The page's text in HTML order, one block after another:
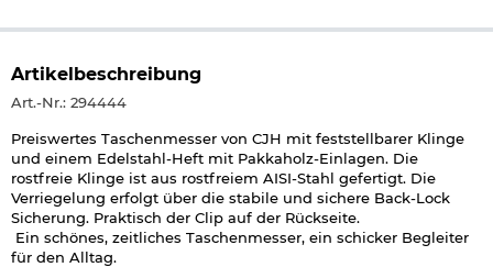
Artikelbeschreibung
Art.-Nr.: 294444
Preiswertes Taschenmesser von CJH mit feststellbarer Klinge
und einem Edelstahl-Heft mit Pakkaholz-Einlagen. Die
rostfreie Klinge ist aus rostfreiem AISI-Stahl gefertigt. Die
Verriegelung erfolgt über die stabile und sichere Back-Lock
Sicherung. Praktisch der Clip auf der Rückseite.
Ein schönes, zeitliches Taschenmesser, ein schicker Begleiter
für den Alltag.